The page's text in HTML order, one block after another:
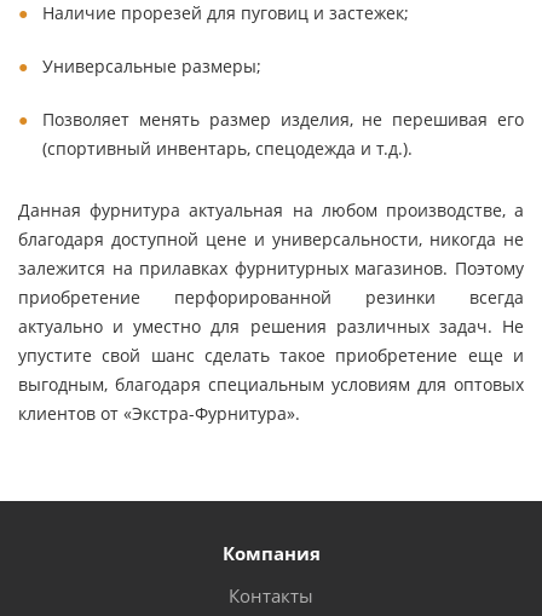
Наличие прорезей для пуговиц и застежек;
Универсальные размеры;
Позволяет менять размер изделия, не перешивая его
(спортивный инвентарь, спецодежда и т.д.).
Данная фурнитура актуальная на любом производстве, а
благодаря доступной цене и универсальности, никогда не
залежится на прилавках фурнитурных магазинов. Поэтому
приобретение перфорированной резинки всегда
актуально и уместно для решения различных задач. Не
упустите свой шанс сделать такое приобретение еще и
выгодным, благодаря специальным условиям для оптовых
клиентов от «Экстра-Фурнитура».
Компания
Контакты